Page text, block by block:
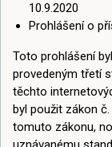
10.9.2020
Prohlášení o
Toto prohlášení
provedeným třetí
těchto
byl použit zákon
tomuto zákonu,